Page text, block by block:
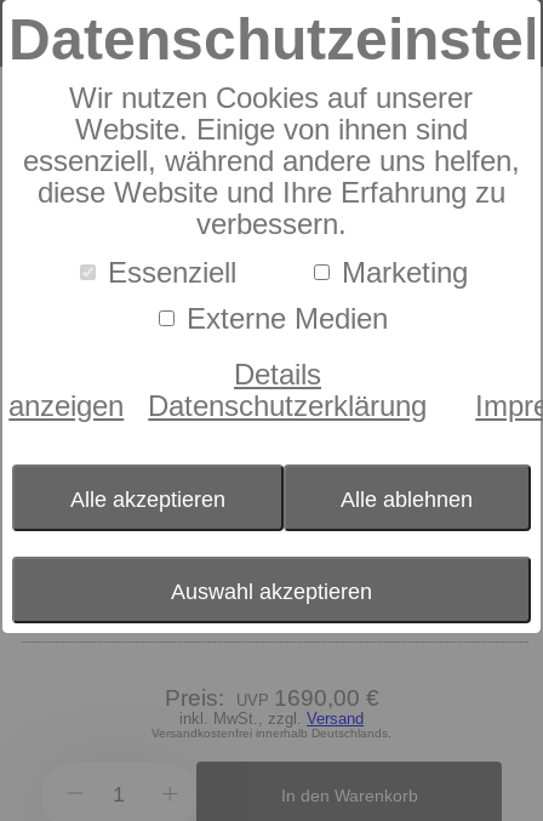
Wir nutzen Cookies auf unserer
Website. Einige von ihnen sind
essenziell, während andere uns helfen,
diese Website und Ihre Erfahrung zu
verbessern.
Essenziell
Marketing
Externe Medien
Details
anzeigen
Datenschutzerklärung
Alle akzeptieren Alle ablehnen
Auswahl akzeptieren
Lattoflex 19cm H3 fest MV/MV
MV
Matratzenart Schaum
Preis: 1690,00 €
inkl. MwSt., zzgl. Versand
Versandkostenfrei innerhalb Deutschlands.
In den Warenkorb